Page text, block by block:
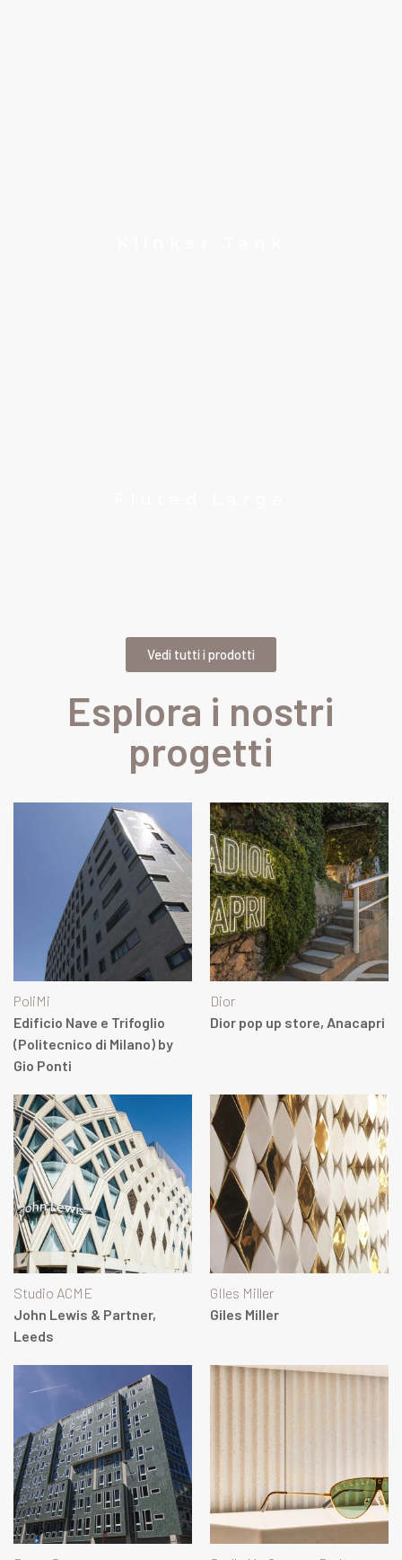
Vedi tutti i prodotti
Esplora i nostri
progetti
PoliMi
Edificio Nave e Trifoglio
(Politecnico di Milano) by
Gio Ponti
Dior
Dior pop up store, Anacapri
Studio ACME
John Lewis & Partner,
Leeds
GIles Miller
Giles Miller